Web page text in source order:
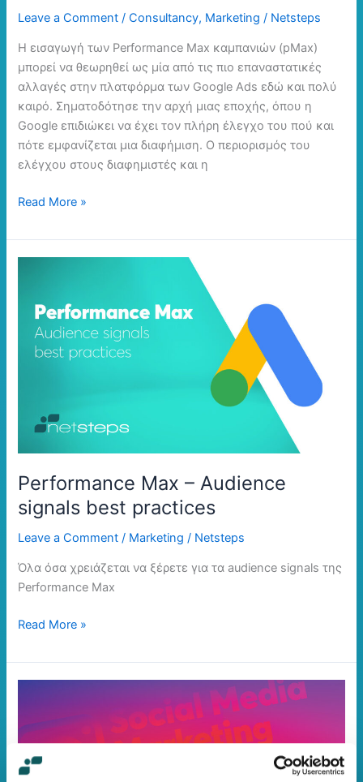
Leave a Comment /Consultancy, Marketing / Netsteps
Η εισαγωγή των Performance Max καμπανιών (pMax)
μπορεί να θεωρηθεί ως μία από τις πιο επαναστατικές
αλλαγές στην πλατφόρμα των Google Ads εδώ και πολύ
καιρό. Σηματοδότησε την αρχή μιας εποχής, όπου η
Google επιδιώκει να έχει τον πλήρη έλεγχο του πού και
πότε εμφανίζεται μια διαφήμιση. Ο περιορισμός του
ελέγχου στους διαφημιστές και η
Read More »
Performance Max – Audience
signals best practices
Leave a Comment / Marketing / Netsteps
Όλα όσα χρειάζεται να ξέρετε για τα audience signals της
Performance Max
Audience
signals
Read More »
Instagram
Features